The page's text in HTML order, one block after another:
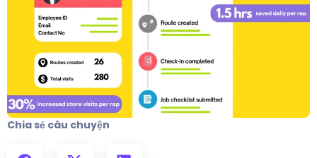
Chia sẻ câu chuyện